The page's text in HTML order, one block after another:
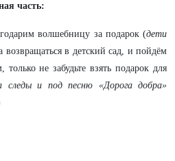
часть:
волшебницу за подарок (дети
в детский сад, и пойдём
не забудьте взять подарок для
следы и под песню «Дорога добра»